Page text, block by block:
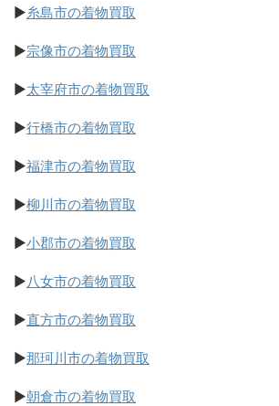
▶糸島市の着物買取
▶宗像市の着物買取
▶太宰府市の着物買取
▶行橋市の着物買取
▶福津市の着物買取
▶柳川市の着物買取
▶小郡市の着物買取
▶八女市の着物買取
▶直方市の着物買取
▶那珂川市の着物買取
▶朝倉市の着物買取